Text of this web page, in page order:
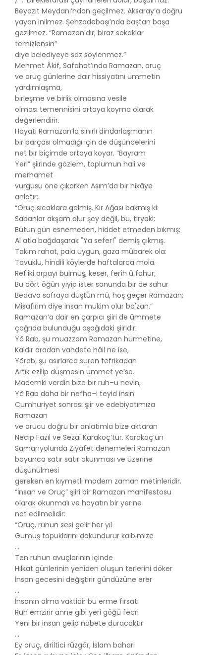
Beyazıt Meydanı’ndan geçilmez. Aksaray’a doğru
yayan inilmez. Şehzadebaşı’nda baştan başa
gezilmez. “Ramazan’dır, biraz sokaklar
temizlensin”
diye belediyeye söz söylenmez.”
Mehmet Âkif, Safahat’ında Ramazan, oruç
ve oruç günlerine dair hissiyatını ümmetin
yardımlaşma,
birleşme ve birlik olmasına vesile
olması temennisini ortaya koyma olarak
değerlendirir.
Hayatı Ramazan’la sınırlı dindarlaşmanın
bir parçası olmadığı için de düşüncelerini
net bir biçimde ortaya koyar. “Bayram
Yeri” şiirinde gözlem, toplumun hali ve
merhamet
vurgusu öne çıkarken Asım’da bir hikâye
anlatır:
“Oruç sıcaklara gelmiş. Kır Ağası bakmış ki:
Sabahlar akşam olur şey değil, bu, tiryaki;
Bütün gün esnemeden, hiddet etmeden bıkmış;
Al atla bağdaşarak "Ya sefer!" demiş çıkmış.
Takım rahat, pala uygun, gaza mübarek ola:
Tavuklu, hindili köylerde haftalarca mola.
Ref'iki arpayı bulmuş, keser, ferîh ü fahur;
Bu dört öğün yiyip ister sonunda bir de sahur
Bedava sofraya düştün mü, hoş geçer Ramazan;
Misafirim diye insan mukim olur ba'zan.”
Ramazan’a dair en çarpıcı şiiri de ümmete
çağrıda bulunduğu aşağıdaki şiiridir:
Yâ Rab, şu muazzam Ramazan hürmetine,
Kaldır aradan vahdete hâil ne ise,
Yârab, şu asırlarca süren tefrikadan
Artık ezilip düşmesin ümmet ye’se.
Mademki verdin bize bir ruh–u nevin,
Yâ Rab daha bir nefha–i teyid insin
Cumhuriyet sonrası şiir ve edebiyatımıza
Ramazan
ve orucu doğru bir anlatımla bize aktaran
Necip Fazıl ve Sezai Karakoç’tur. Karakoç’un
Samanyolunda Ziyafet denemeleri Ramazan
boyunca satır satır okunması ve üzerine
düşünülmesi
gereken en kıymetli modern zaman metinleridir.
“İnsan ve Oruç” şiiri bir Ramazan manifestosu
olarak okunmalı ve hayatın bir yerine
not edilmelidir:
“Oruç, ruhun sesi gelir her yıl
Gümüş topuklarını dokundurur kalbimize
…
Ten ruhun avuçlarının içinde
Hilkat günlerinin yeniden oluşun terlerini döker
İnsan gecesini değiştirir gündüzüne erer
…
İnsanın olma vaktidir bu erme fırsatı
Ruh emzirir anne gibi yeri göğü fecri
Yeni bir insan gelip nöbete duracaktır
…
Ey oruç, diriltici rüzgâr, İslam baharı